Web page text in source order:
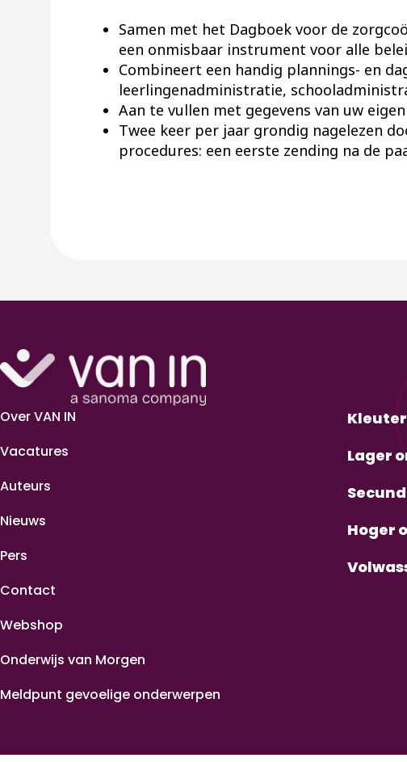
Samen met het Dagboek voor de
een onmisbaar instrument voor alle
Combineert een handig plannings- en
leerlingenadministratie,
Aan te vullen met gegevens van uw
Twee keer per jaar grondig nagelezen
procedures: een eerste zending na de
Over VAN IN
Vacatures
Auteurs
Nieuws
Pers
Contact
Webshop
Onderwijs van Morgen
Meldpunt gevoelige onderwerpen
Lager
Hoger